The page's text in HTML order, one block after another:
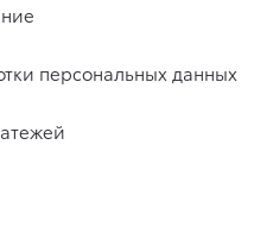
персональных данных